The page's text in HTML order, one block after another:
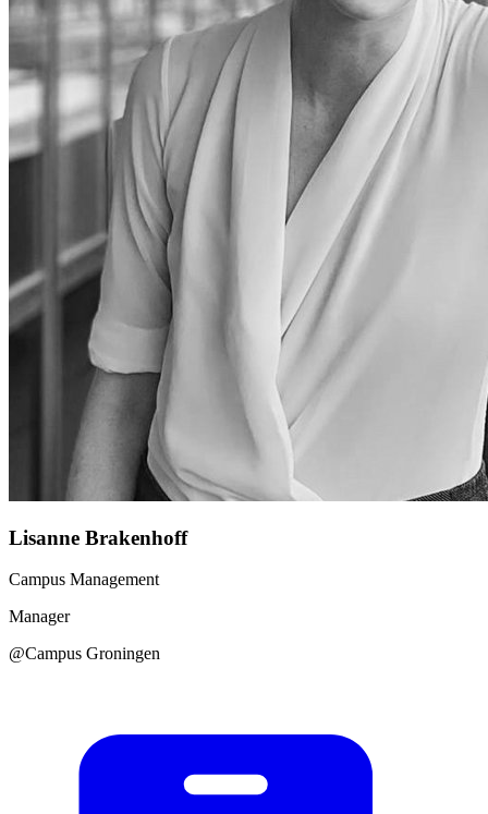
Lisanne Brakenhoff
Campus Management
Manager
@Campus Groningen